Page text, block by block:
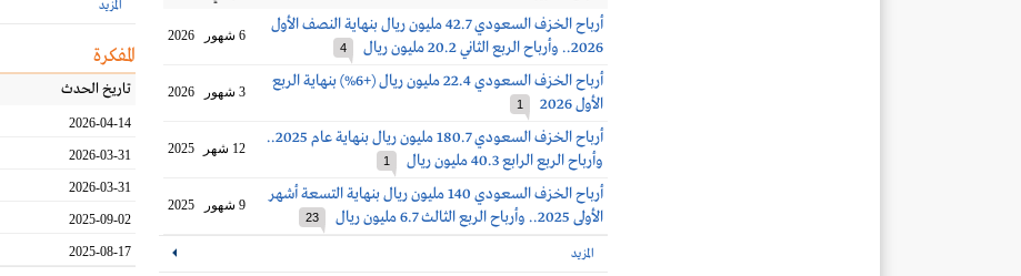
أرباح الخزف السعودي 42.7 مليون ريال بنهاية النصف الأول
2026.. وأرباح الربع الثاني 20.2 مليون ريال
4
6 شهور 2026
أرباح الخزف السعودي 22.4 مليون ريال (+6%) بنهاية الربع
الأول 2026
1
3 شهور 2026
أرباح الخزف السعودي 180.7 مليون ريال بنهاية عام 2025..
وأرباح الربع الرابع 40.3 مليون ريال
1
12 شهر 2025
أرباح الخزف السعودي 140 مليون ريال بنهاية التسعة أشهر
الأولى 2025.. وأرباح الربع الثالث 6.7 مليون ريال
23
9 شهور 2025
المزيد
المزيد
المفكرة
تاريخ الحدث
2026-04-14
2026-03-31
2026-03-31
2025-09-02
2025-08-17